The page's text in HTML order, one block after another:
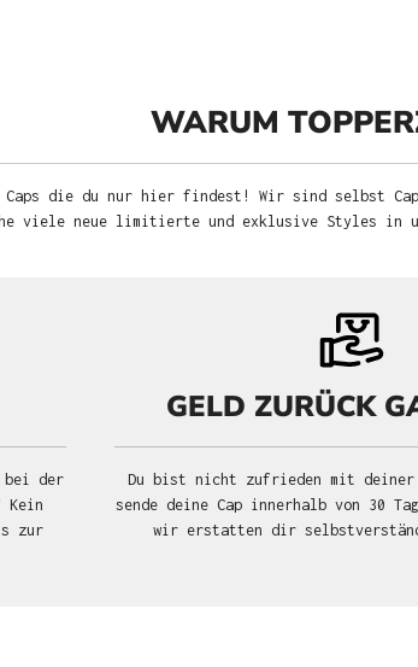
WARUM
die du nur hier findest! Wir sind selbst Cap
viele neue limitierte und exklusive Styles in
bei der
Kein
zur
GELD ZURÜCK
Du bist nicht zufrieden mit deiner
sende deine Cap innerhalb von 30
wir erstatten dir